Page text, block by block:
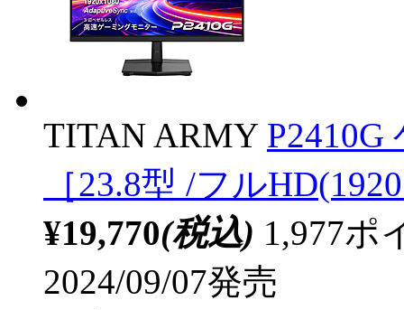
TITAN ARMY
［23.8型 /フル
¥19,770(税込) 1,977ポ
2024/09/07発売